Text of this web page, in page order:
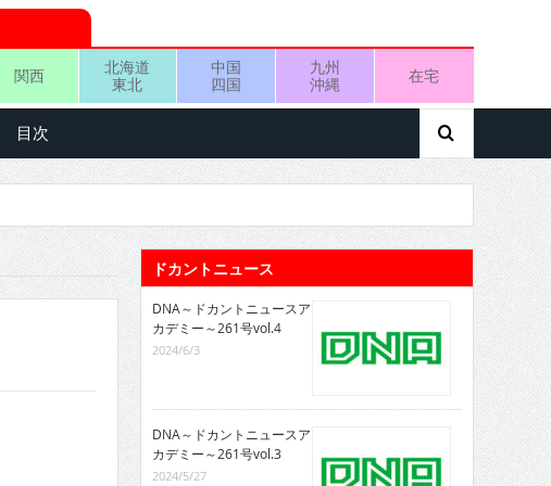
関西
北海道
東北
中国
四国
九州
沖縄
在宅
目次
ドカントニュース
DNA～ドカントニュースア
カデミー～261号vol.4
2024/6/3
DNA～ドカントニュースア
カデミー～261号vol.3
2024/5/27